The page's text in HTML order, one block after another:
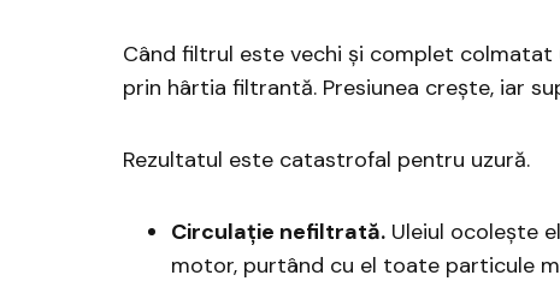
Când filtrul este vechi și complet
prin hârtia filtrantă. Presiunea crește, iar
Rezultatul este catastrofal pentru uzură.
Circulație nefiltrată. Uleiul ocolește
motor, purtând cu el toate particule